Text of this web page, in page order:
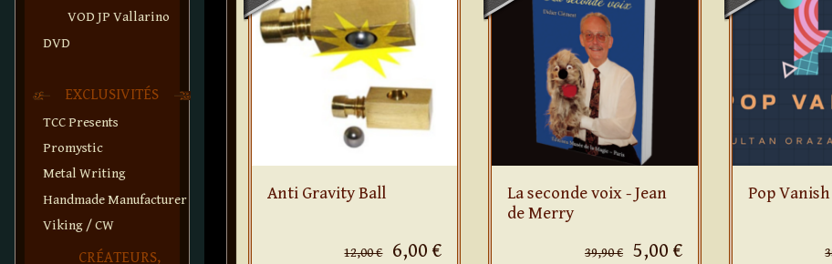
VOD JP Vallarino
DVD
EXCLUSIVITÉS
TCC Presents
Promystic
Metal Writing
Handmade Manufacturer
Viking / CW
CRÉATEURS,
Anti Gravity Ball
12,00 € 6,00 €
La seconde voix - Jean
de Merry
39,90 € 5,00 €
Pop